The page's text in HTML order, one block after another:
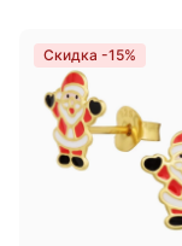
Скидка -15%